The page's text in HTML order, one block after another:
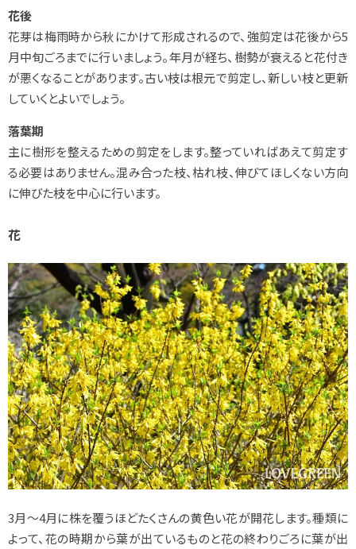
花後
花芽は梅雨時から秋にかけて形成されるので、強剪定は花後から5
月中旬ごろまでに行いましょう。年月が経ち、樹勢が衰えると花付き
が悪くなることがあります。古い枝は根元で剪定し、新しい枝と更新
していくとよいでしょう。
落葉期
主に樹形を整えるための剪定をします。整っていればあえて剪定す
る必要はありません。混み合った枝、枯れ枝、伸びてほしくない方向
に伸びた枝を中心に行います。
花
3月～4月に株を覆うほどたくさんの黄色い花が開花します。種類に
よって、花の時期から葉が出ているものと花の終わりごろに葉が出